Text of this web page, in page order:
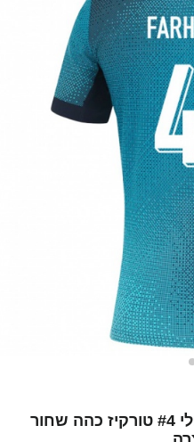
נשים סינגפור פרהאן זולקיפלי #4 טורקיז כהה שחור